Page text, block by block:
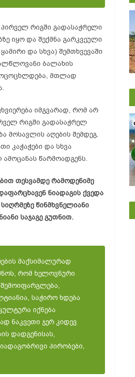
პირველ რიგში გადასაჭრელი
იყო და შექმნა გარკვეული
და სხვა) შემთხვევაში
ბალახის
მთლად
იმგვარად, რომ არ
რიგში გადასაჭრელ
მოსავლის აღების შემდეგ.
კაჭაჭები და სხვა
წარმოადგენს.
თესვამდე რამოდენიმე
ნიადაგის ქვედა
წინმხვნელიანი
საჯაგე გუთნით.
მაქსიმალურად
რომ ხელოვნური
საჭირო ხდება
იქნება
ნაკვეთი ჯერ კიდევ
დადგენისას,
პირობები,